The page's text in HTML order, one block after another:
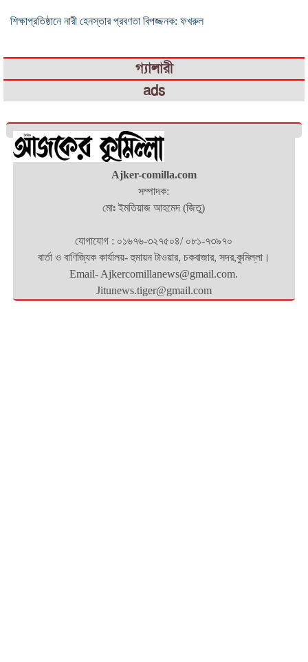
শিক্ষাপ্রতিষ্ঠানে নারী হেনস্তার প্রবণতা বিপজ্জনক: ফখরুল
গ্যালারী
ads
Ajker-comilla.com
সম্পাদক:
মোঃ ইমতিয়াজ আহমেদ (জিতু)
যোগাযোগ : ০১৬৭৬-৩২৭৫০৪/ ০৮১-৭৩৯৭০
বার্তা ও বাণিজ্যিক কার্যালয়- হুমায়ন টাওয়ার, চকবাজার, সদর,কুমিল্লা।
Email- Ajkercomillanews@gmail.com.
Jitunews.tiger@gmail.com